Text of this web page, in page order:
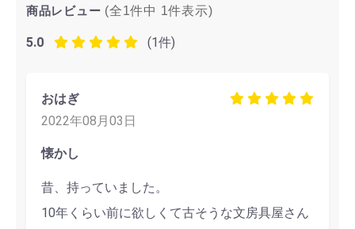
商品レビュー (全1件中 1件表示)
5.0 (1件)
おはぎ
2022年08月03日
懐かし
昔、持っていました。
10年くらい前に欲しくて古そうな文房具屋さん